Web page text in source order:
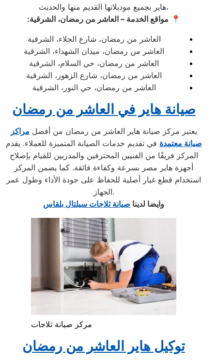
هاير بجميع موديلاتها القديم منها والحديث،
📍 مواقع الخدمة – العاشر من رمضان، الشرقية:
العاشر من رمضان، شارع الجلاء، الشرقية
العاشر من رمضان، ميدان الشهداء، الشرقية
العاشر من رمضان، حي السلام، الشرقية
العاشر من رمضان، شارع الزهور، الشرقية
العاشر من رمضان، حي النور، الشرقية
صيانة هاير في العاشر من رمضان
يعتبر مركز صيانة هاير العاشر من رمضان من أفضل مراكز
صيانة معتمدة في تقديم خدمات الصيانة المتميزة للعملاء. يقدم
المركز فريقًا من الفنيين المحترفين والمدربين للقيام بإصلاح
أجهزة هاير مصر بسرعة وكفاءة فائقة. كما يضمن المركز
استخدام قطع غيار أصلية للحفاظ على جودة الأداء وطول عمر
الجهاز.
وايضا لدينا صيانة ثلاجات سيلتال بلقاس
مركز صيانة ثلاجات
توكيل هاير العاشر من رمضان